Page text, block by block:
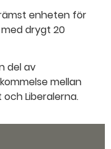
enheten för
drygt 20
del av
mellan
Liberalerna.